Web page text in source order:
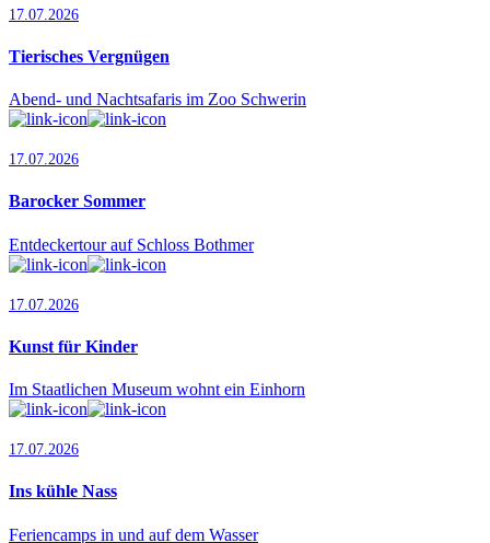
17.07.2026
Tierisches Vergnügen
Abend- und Nachtsafaris im Zoo Schwerin
17.07.2026
Barocker Sommer
Entdeckertour auf Schloss Bothmer
17.07.2026
Kunst für Kinder
Im Staatlichen Museum wohnt ein Einhorn
17.07.2026
Ins kühle Nass
Feriencamps in und auf dem Wasser